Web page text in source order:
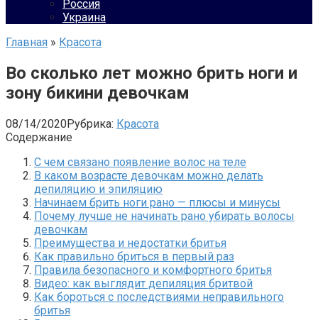
Россия
Украина
Главная » Красота
Во сколько лет можно брить ноги и
зону бикини девочкам
08/14/2020Рубрика: Красота
Содержание
С чем связано появление волос на теле
В каком возрасте девочкам можно делать
депиляцию и эпиляцию
Начинаем брить ноги рано — плюсы и минусы
Почему лучше не начинать рано убирать волосы
девочкам
Преимущества и недостатки бритья
Как правильно бриться в первый раз
Правила безопасного и комфортного бритья
Видео: как выглядит депиляция бритвой
Как бороться с последствиями неправильного
бритья